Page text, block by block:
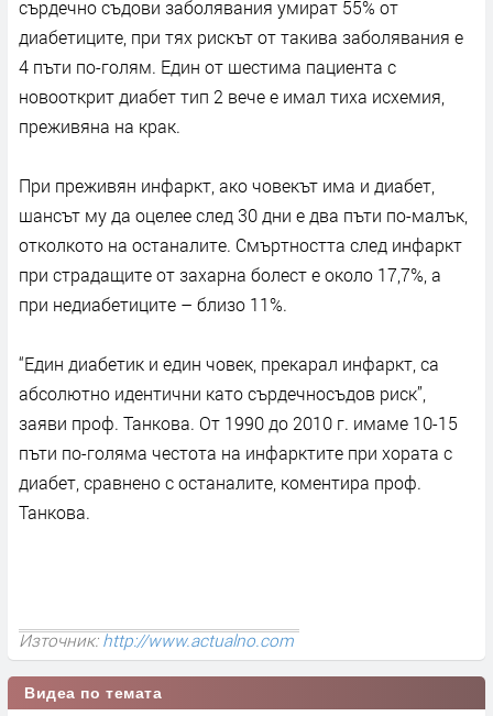
сърдечно съдови заболявания умират 55% от
диабетиците, при тях рискът от такива заболявания е
4 пъти по-голям. Един от шестима пациента с
новооткрит диабет тип 2 вече е имал тиха исхемия,
преживяна на крак.
При преживян инфаркт, ако човекът има и диабет,
шансът му да оцелее след 30 дни е два пъти по-малък,
отколкото на останалите. Смъртността след инфаркт
при страдащите от захарна болест е около 17,7%, а
при недиабетиците – близо 11%.
“Един диабетик и един човек, прекарал инфаркт, са
абсолютно идентични като сърдечносъдов риск”,
заяви проф. Танкова. От 1990 до 2010 г. имаме 10-15
пъти по-голяма честота на инфарктите при хората с
диабет, сравнено с останалите, коментира проф.
Танкова.
Източник:http://www.actualno.com
Видеа по темата